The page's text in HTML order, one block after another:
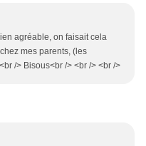
agréable, on faisait cela
mes parents, (les
/> Bisous<br /> <br /> <br />